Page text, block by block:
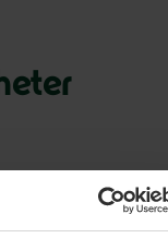
krav på